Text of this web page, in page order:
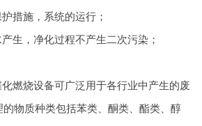
措施，系统的运行；
生，净化过程不产生二次污染；
燃烧设备可广泛用于各行业中产生的废
物质种类包括苯类、酮类、酯类、醇